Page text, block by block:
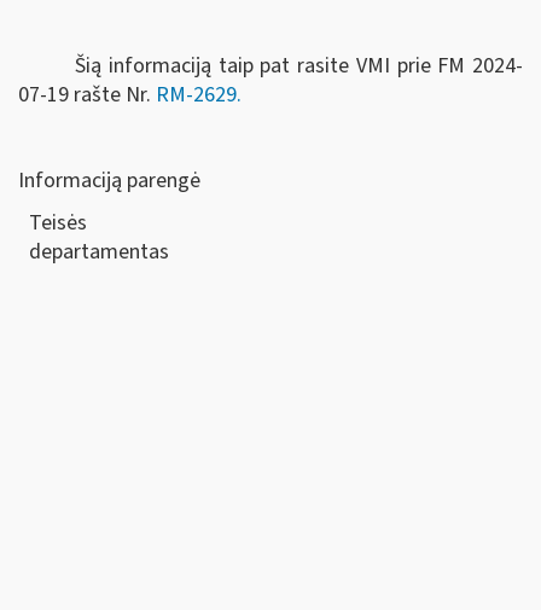
Šią informaciją taip pat rasite VMI prie FM 2024-
07-19 rašte Nr. RM-2629.
Informaciją parengė
Teisės